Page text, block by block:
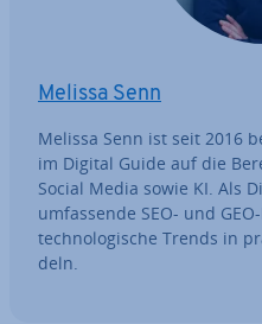
Melissa Senn
Melissa Senn ist seit 2016
im Digital Guide auf die
Social Media sowie KI. Als
um­fas­sen­de SEO- und
tech­no­lo­gi­sche Trends in
deln.